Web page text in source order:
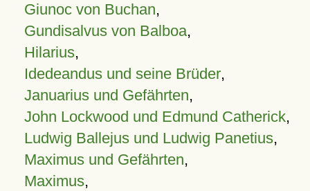
Giunoc von Buchan,
Gundisalvus von Balboa,
Hilarius,
Idedeandus und seine Brüder,
Januarius und Gefährten,
John Lockwood und Edmund Catherick,
Ludwig Ballejus und Ludwig Panetius,
Maximus und Gefährten,
Maximus,